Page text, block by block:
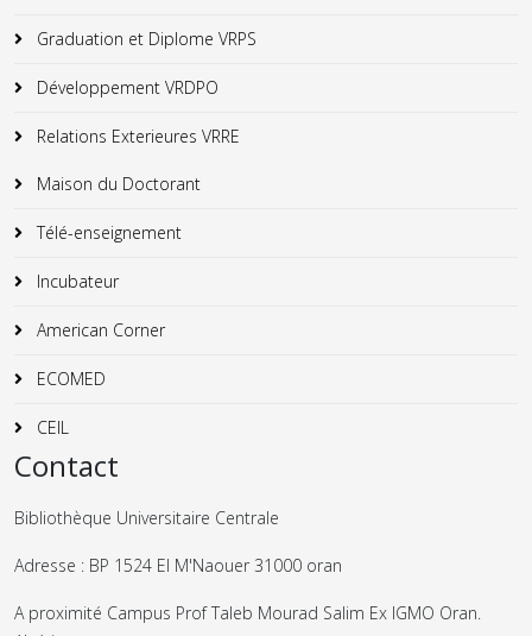
Graduation et Diplome VRPS
Développement VRDPO
Relations Exterieures VRRE
Maison du Doctorant
Télé-enseignement
Incubateur
American Corner
ECOMED
CEIL
Contact
Bibliothèque Universitaire Centrale
Adresse : BP 1524 El M'Naouer 31000 oran
A proximité Campus Prof Taleb Mourad Salim Ex IGMO Oran.